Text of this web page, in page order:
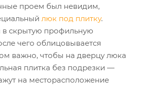
проем был невидим,
люк под плитку.
в скрытую профильную
чего облицовывается
важно, чтобы на дверцу люка
плитка без подрезки —
на месторасположение